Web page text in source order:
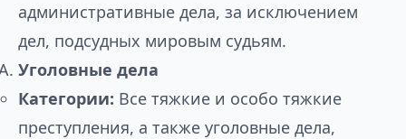
административные дела, за исключением
дел, подсудных мировым судьям.
Уголовные дела
Категории: Все тяжкие и особо тяжкие
преступления, а также уголовные дела,